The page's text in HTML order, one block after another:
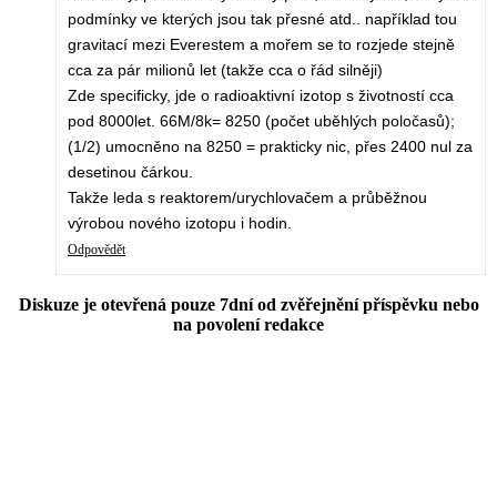
podmínky ve kterých jsou tak přesné atd.. například tou
gravitací mezi Everestem a mořem se to rozjede stejně
cca za pár milionů let (takže cca o řád silněji)
Zde specificky, jde o radioaktivní izotop s životností cca
pod 8000let. 66M/8k= 8250 (počet uběhlých poločasů);
(1/2) umocněno na 8250 = prakticky nic, přes 2400 nul za
desetinou čárkou.
Takže leda s reaktorem/urychlovačem a průběžnou
výrobou nového izotopu i hodin.
Odpovědět
Diskuze je otevřená pouze 7dní od zvěřejnění příspěvku nebo
na povolení redakce